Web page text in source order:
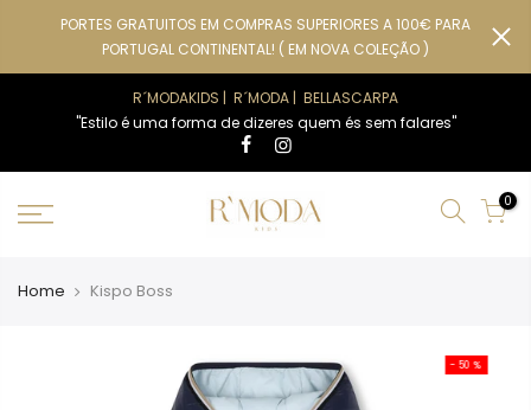
o
PORTES GRATUITOS EM COMPRAS SUPERIORES A 100€ PARA
PORTUGAL CONTINENTAL! ( EM NOVA COLEÇÃO )
R´MODAKIDS | R´MODA | BELLASCARPA
"Estilo é uma forma de dizeres quem és sem falares"
0
Home Kispo Boss
- 50 %